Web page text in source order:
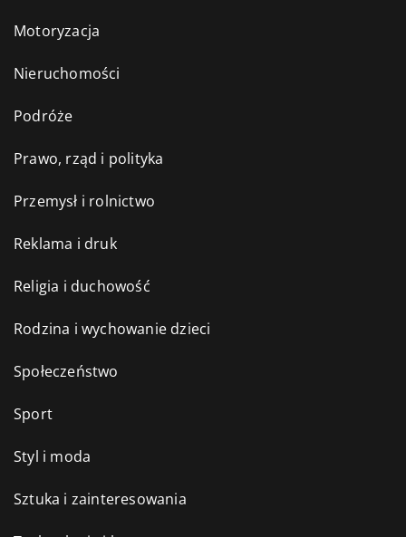
Motoryzacja
Nieruchomości
Podróże
Prawo, rząd i polityka
Przemysł i rolnictwo
Reklama i druk
Religia i duchowość
Rodzina i wychowanie dzieci
Społeczeństwo
Sport
Styl i moda
Sztuka i zainteresowania